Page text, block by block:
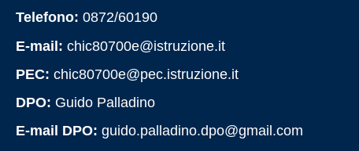
Telefono: 0872/60190
E-mail: chic80700e@istruzione.it
PEC: chic80700e@pec.istruzione.it
DPO: Guido Palladino
E-mail DPO: guido.palladino.dpo@gmail.com